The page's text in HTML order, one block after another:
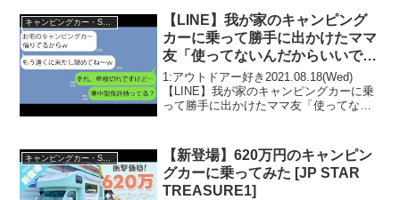
キャンピングカー・SUV人気車種
【LINE】我が家のキャンピング
カーに乗って勝手に出かけたママ
友「使ってないんだからいいでし
ょｗ」→ウキウキでキャンプ場に
到着したタイミングでその車の真
実を教えてあげた結果ｗ
1:アウトドアー好き2021.08.18(Wed)
【LINE】我が家のキャンピングカーに乗
って勝手に出かけたママ友「使ってない
の真実を教えてあげた結果ｗって人気で
話題ら...
【新登場】620万円のキャンピン
グカーに乗ってみた [JP STAR
TREASURE1]